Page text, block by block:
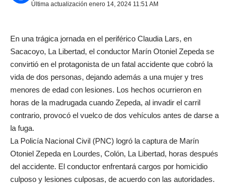
Última actualización enero 14, 2024 11:51 AM
En una trágica jornada en el periférico Claudia Lars, en
Sacacoyo, La Libertad, el conductor Marín Otoniel Zepeda se
convirtió en el protagonista de un fatal accidente que cobró la
vida de dos personas, dejando además a una mujer y tres
menores de edad con lesiones. Los hechos ocurrieron en
horas de la madrugada cuando Zepeda, al invadir el carril
contrario, provocó el vuelco de dos vehículos antes de darse a
la fuga.
La Policía Nacional Civil (PNC) logró la captura de Marín
Otoniel Zepeda en Lourdes, Colón, La Libertad, horas después
del accidente. El conductor enfrentará cargos por homicidio
culposo y lesiones culposas, de acuerdo con las autoridades.